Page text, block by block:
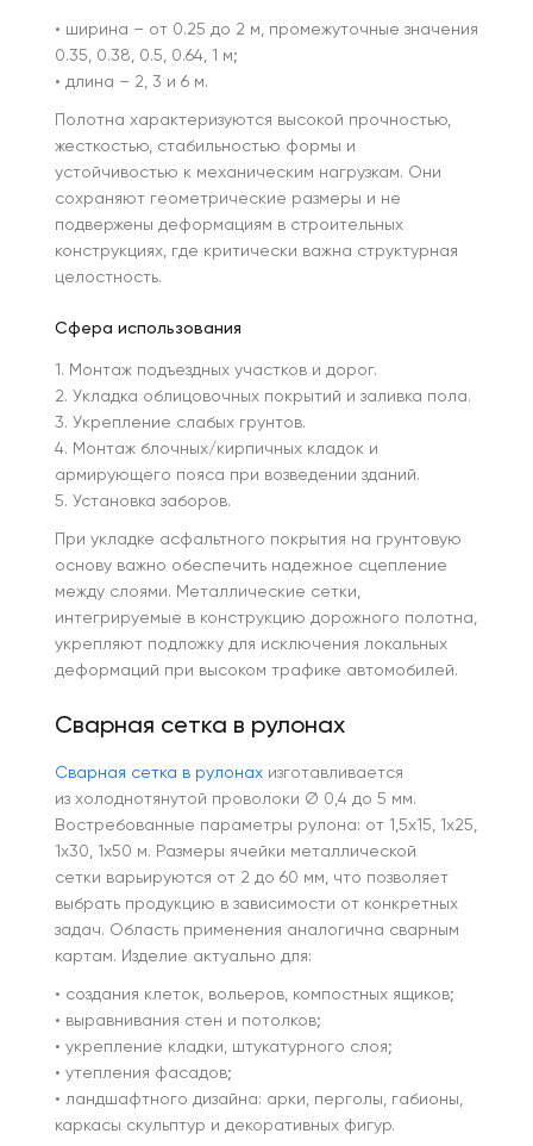
• ширина – от 0.25 до 2 м, промежуточные значения
0.35, 0.38, 0.5, 0.64, 1 м;
• длина – 2, 3 и 6 м.
Полотна характеризуются высокой прочностью,
жесткостью, стабильностью формы и
устойчивостью к механическим нагрузкам. Они
сохраняют геометрические размеры и не
подвержены деформациям в строительных
конструкциях, где критически важна структурная
целостность.
Сфера использования
1. Монтаж подъездных участков и дорог.
2. Укладка облицовочных покрытий и заливка пола.
3. Укрепление слабых грунтов.
4. Монтаж блочных/кирпичных кладок и
армирующего пояса при возведении зданий.
5. Установка заборов.
При укладке асфальтного покрытия на грунтовую
основу важно обеспечить надежное сцепление
между слоями. Металлические сетки,
интегрируемые в конструкцию дорожного полотна,
укрепляют подложку для исключения локальных
деформаций при высоком трафике автомобилей.
Сварная сетка в рулонах
Сварная сетка в рулонах изготавливается
из холоднотянутой проволоки Ø 0,4 до 5 мм.
Востребованные параметры рулона: от 1,5х15, 1х25,
1х30, 1х50 м. Размеры ячейки металлической
сетки варьируются от 2 до 60 мм, что позволяет
выбрать продукцию в зависимости от конкретных
задач. Область применения аналогична сварным
картам. Изделие актуально для:
• создания клеток, вольеров, компостных ящиков;
• выравнивания стен и потолков;
• укрепление кладки, штукатурного слоя;
• утепления фасадов;
• ландшафтного дизайна: арки, перголы, габионы,
каркасы скульптур и декоративных фигур.